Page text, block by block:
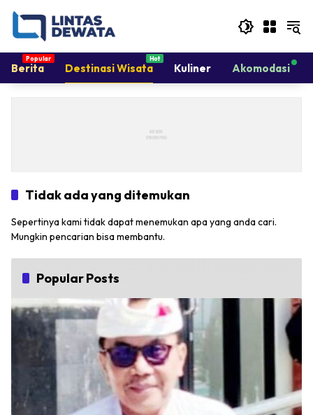
konten
Berita Destinasi Wisata Kuliner Akomodasi
Tidak ada yang ditemukan
Sepertinya kami tidak dapat menemukan apa yang anda cari.
Mungkin pencarian bisa membantu.
Popular Posts